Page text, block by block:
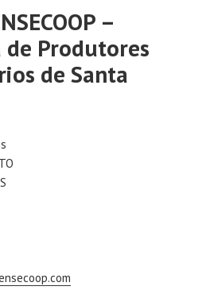
–
Produtores
de Santa